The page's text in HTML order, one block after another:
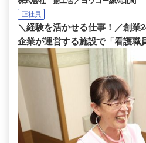
正社員
＼経験を活かせる仕事！／創業
企業が運営する施設で「看護職